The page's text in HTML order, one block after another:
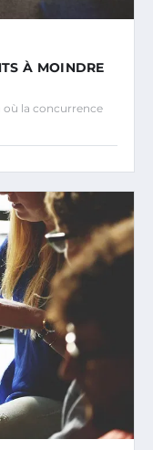
À MOINDRE
la concurrence